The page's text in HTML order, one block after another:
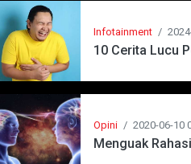
Infotainment /
10 Cerita Lucu
Opini / 2020-06-10
Menguak